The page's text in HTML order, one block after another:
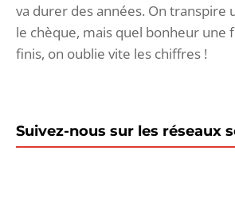
va durer des années. On transpire
le chèque, mais quel bonheur une
finis, on oublie vite les chiffres !
Suivez-nous sur les réseaux